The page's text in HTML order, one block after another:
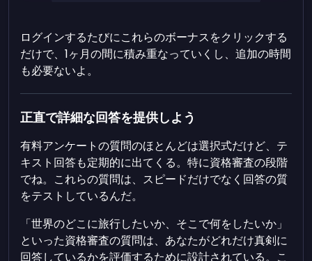
ログインするたびにこれらのボーナスをクリックする
だけで、1ヶ月の間に積み重なっていくし、追加の時間
も必要ないよ。
正直で詳細な回答を提供しよう
有料アンケートの質問のほとんどは選択式だけど、テ
キスト回答も定期的に出てくる。特に資格審査の段階
でね。これらの質問は、スピードだけでなく回答の質
をテストしているんだ。
「世界のどこに旅行したいか、そこで何をしたいか」
といった資格審査の質問は、あなたがどれだけ真剣に
回答しているかを評価するために設計されている。こ